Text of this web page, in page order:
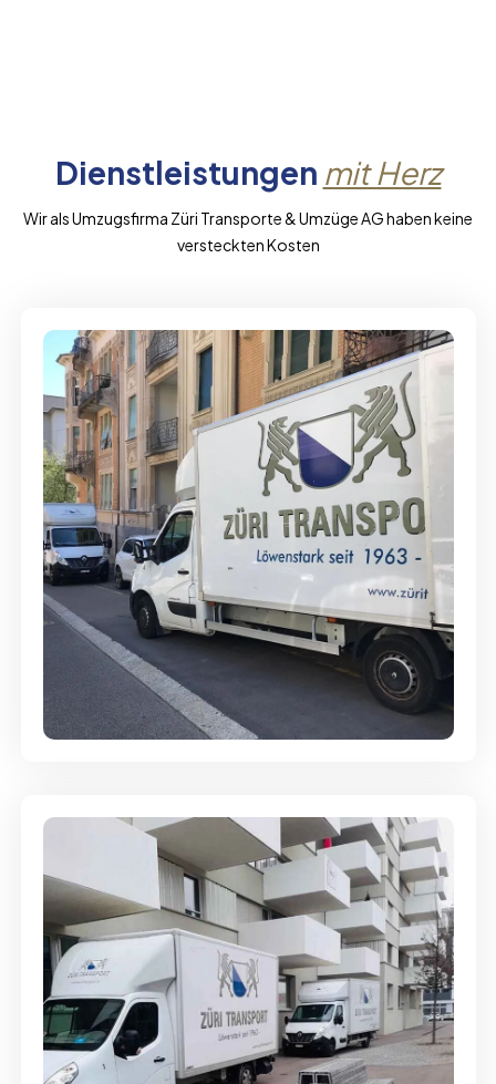
Dienstleistungen mit Herz
Wir als Umzugsfirma Züri Transporte & Umzüge AG haben keine
versteckten Kosten
Full-Service - Für Privatumzüge